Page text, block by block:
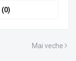
Mai veche